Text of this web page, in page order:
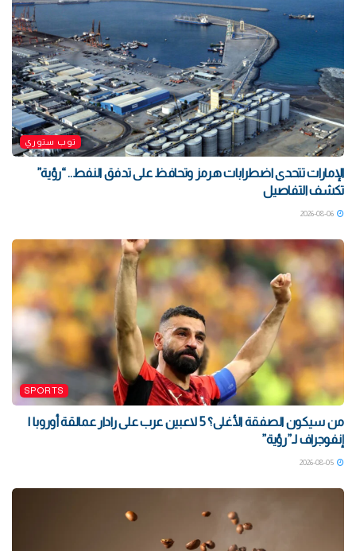
توب ستوري
الإمارات تتحدى اضطرابات هرمز وتحافظ على تدفق النفط.. “رؤية”
تكشف التفاصيل
SPORTS
من سيكون الصفقة الأغلى؟ 5 لاعبين عرب على رادار عمالقة أوروبا |
إنفوجراف لـ”رؤية”